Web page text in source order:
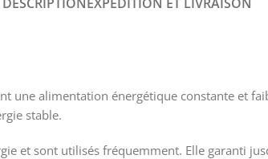
une alimentation énergétique constante et
stable.
et sont utilisés fréquemment. Elle garanti